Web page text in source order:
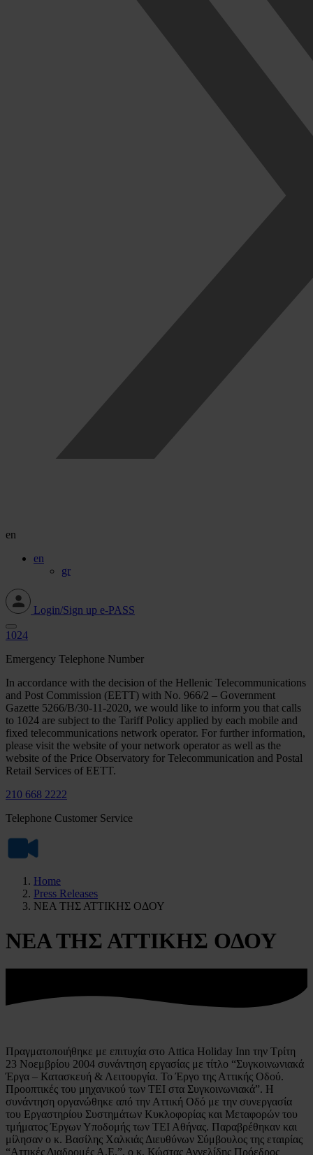
en
en
gr
Login/Sign up e-PASS
1024
Emergency Telephone Number
In accordance with the decision of the Hellenic Telecommunications
and Post Commission (EETT) with No. 966/2 – Government
Gazette 5266/Β/30-11-2020, we would like to inform you that calls
to 1024 are subject to the Tariff Policy applied by each mobile and
fixed telecommunications network operator. For further information,
please visit the website of your network operator as well as the
website of the Price Observatory for Telecommunication and Postal
Retail Services of EETT.
210 668 2222
Telephone Customer Service
Home
Press Releases
ΝΕΑ ΤΗΣ ΑΤΤΙΚΗΣ ΟΔΟΥ
ΝΕΑ ΤΗΣ ΑΤΤΙΚΗΣ ΟΔΟΥ
Πραγματοποιήθηκε με επιτυχία στο Attica Holiday Inn την Τρίτη
23 Νοεμβρίου 2004 συνάντηση εργασίας με τίτλο “Συγκοινωνιακά
Έργα – Κατασκευή & Λειτουργία. Το Έργο της Αττικής Οδού.
Προοπτικές του μηχανικού των ΤΕΙ στα Συγκοινωνιακά”. Η
συνάντηση οργανώθηκε από την Αττική Οδό με την συνεργασία
του Εργαστηρίου Συστημάτων Κυκλοφορίας και Μεταφορών του
τμήματος Έργων Υποδομής των ΤΕΙ Αθήνας. Παραβρέθηκαν και
μίλησαν ο κ. Βασίλης Χαλκιάς Διευθύνων Σύμβουλος της εταιρίας
“Αττικές Διαδρομές Α.Ε.”, ο κ. Κώστας Αγγελίδης Πρόεδρος